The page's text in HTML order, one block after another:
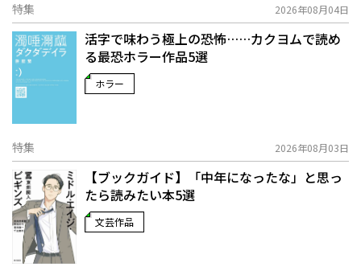
特集 2026年08月04日
活字で味わう極上の恐怖……カクヨムで読め
る最恐ホラー作品5選
ホラー
特集 2026年08月03日
【ブックガイド】「中年になったな」と思っ
たら読みたい本5選
文芸作品